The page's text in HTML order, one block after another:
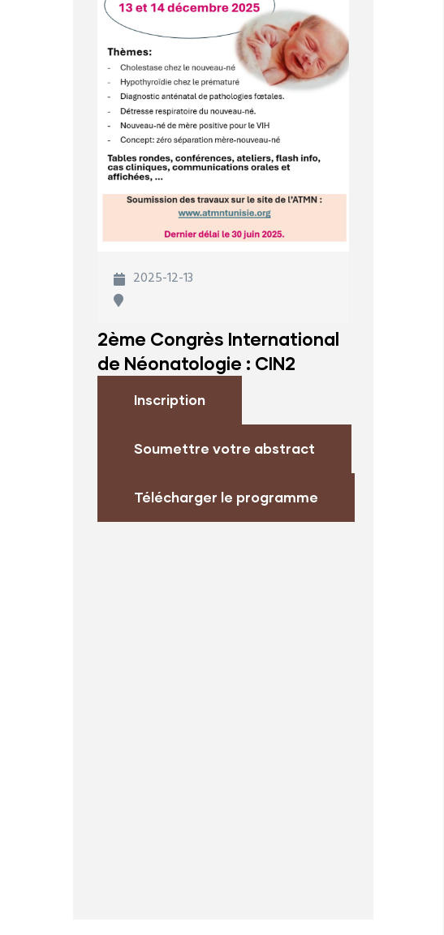
2025-12-13
2ème Congrès International
de Néonatologie : CIN2
Inscription
Soumettre votre abstract
Télécharger le programme